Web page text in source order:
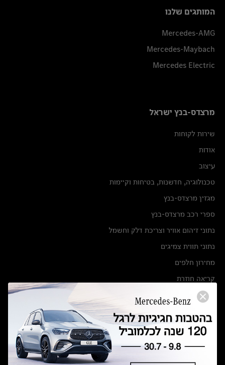
המותגים שלנו
Mercedes-AMG
Mercedes-Maybach
Mercedes Electric
מרצדס-בנץ ישראל
שירות לקוחות
אודות
עיצוב
טכנולוגיה, חדשנות, בטיחות וקיימות
מגזין מרצדס-בנץ
ספרי רכב מרצדס-בנץ
נתוני זיהום אוויר וצריכת דלק וחשמל
נתוני תווית צמיגים
מחירון חלפים
קריאה חוזרת
הודעה על הטבות לרכבי מרצדס בהסדר פשרה בתצ 56447-02-19
תקנון ימי מכירות 120 לכלמוביל